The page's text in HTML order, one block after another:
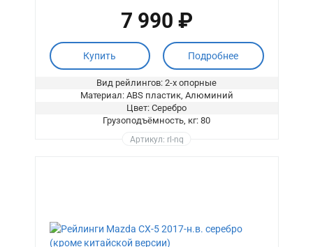
7 990 ₽
Купить Подробнее
Вид рейлингов: 2-х опорные
Материал: ABS пластик, Алюминий
Цвет: Серебро
Грузоподъёмность, кг: 80
Артикул: rl-nq